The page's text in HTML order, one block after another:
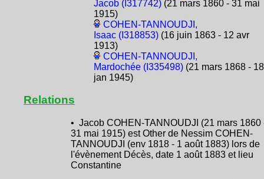
Jacob (I317742)(21 mars 1860 - 31 mai
1915)
COHEN-TANNOUDJI,
Isaac (I318853)(16 juin 1863 - 12 avr
1913)
COHEN-TANNOUDJI,
Mardochée (I335498)(21 mars 1868 - 18
jan 1945)
Relations
• Jacob COHEN-TANNOUDJI (21 mars 1860
31 mai 1915) est Other de Nessim COHEN-
TANNOUDJI (env 1818 - 1 août 1883) lors de
l'évènement Décès, date 1 août 1883 et lieu
Constantine